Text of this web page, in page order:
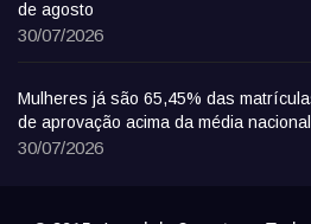
de agosto
30/07/2026
Mulheres já são 65,45% das
de aprovação acima da média nacional
30/07/2026